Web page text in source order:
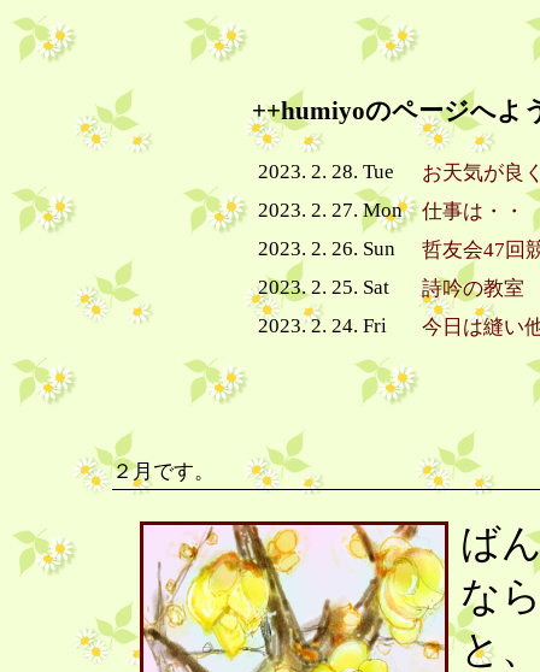
++humiyoのページへよ
2023. 2. 28. Tue
お天気が良
2023. 2. 27. Mon
仕事は・・
2023. 2. 26. Sun
哲友会47回
2023. 2. 25. Sat
詩吟の教室
2023. 2. 24. Fri
今日は縫い
２月です。
ば
な
と